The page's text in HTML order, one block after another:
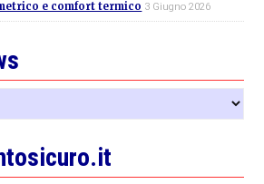
e comfort termico 3 Giugno 2026